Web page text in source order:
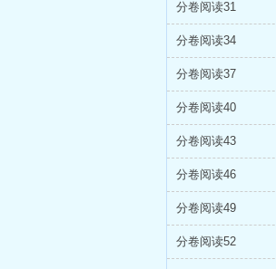
分卷阅读31
分卷阅读34
分卷阅读37
分卷阅读40
分卷阅读43
分卷阅读46
分卷阅读49
分卷阅读52